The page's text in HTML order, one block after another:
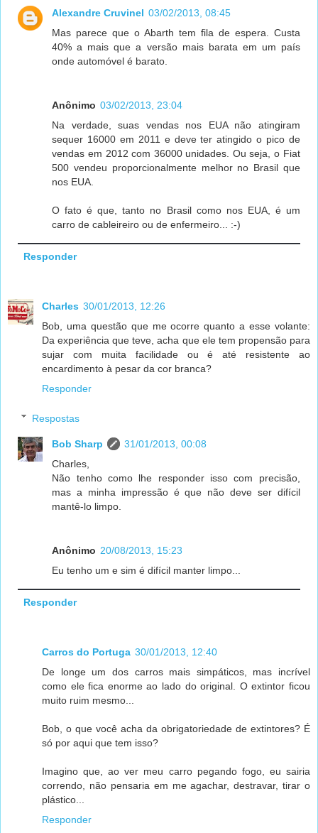
Alexandre Cruvinel 03/02/2013, 08:45
Mas parece que o Abarth tem fila de espera. Custa
40% a mais que a versão mais barata em um país
onde automóvel é barato.
Anônimo 03/02/2013, 23:04
Na verdade, suas vendas nos EUA não atingiram
sequer 16000 em 2011 e deve ter atingido o pico de
vendas em 2012 com 36000 unidades. Ou seja, o Fiat
500 vendeu proporcionalmente melhor no Brasil que
nos EUA.
O fato é que, tanto no Brasil como nos EUA, é um
carro de cableireiro ou de enfermeiro... :-)
Responder
Charles 30/01/2013, 12:26
Bob, uma questão que me ocorre quanto a esse volante:
Da experiência que teve, acha que ele tem propensão para
sujar com muita facilidade ou é até resistente ao
encardimento à pesar da cor branca?
Responder
Respostas
Bob Sharp
31/01/2013, 00:08
Charles,
Não tenho como lhe responder isso com precisão,
mas a minha impressão é que não deve ser difícil
mantê-lo limpo.
Anônimo 20/08/2013, 15:23
Eu tenho um e sim é difícil manter limpo...
Responder
Carros do Portuga 30/01/2013, 12:40
De longe um dos carros mais simpáticos, mas incrível
como ele fica enorme ao lado do original. O extintor ficou
muito ruim mesmo...
Bob, o que você acha da obrigatoriedade de extintores? É
só por aqui que tem isso?
Imagino que, ao ver meu carro pegando fogo, eu sairia
correndo, não pensaria em me agachar, destravar, tirar o
plástico...
Responder